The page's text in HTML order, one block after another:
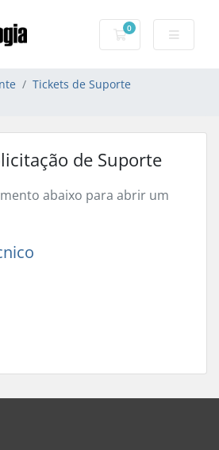
0
Carrinho de
Tickets de Suporte
de Suporte
abaixo para abrir um